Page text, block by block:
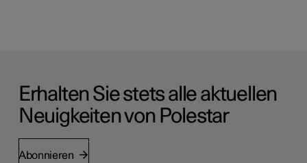
Erhalten Sie stets alle aktuellen
Neuigkeiten von Polestar
Abonnieren